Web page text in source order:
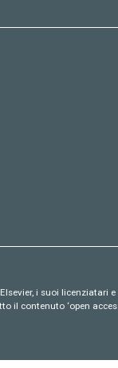
i suoi
il contenuto ‘open